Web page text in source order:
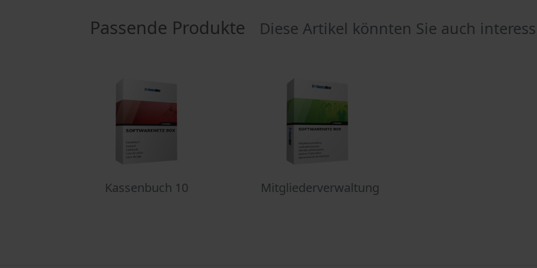
Passende Produkte Diese Artikel könnten Sie auch
Kassenbuch 10 Mitgliederverwaltung